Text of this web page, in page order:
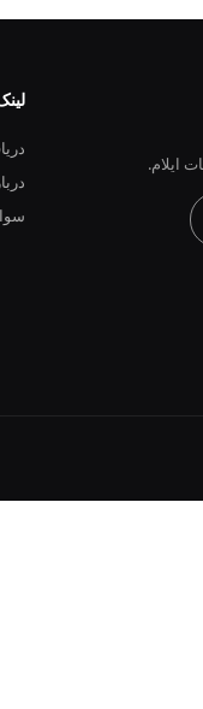
ایلام.